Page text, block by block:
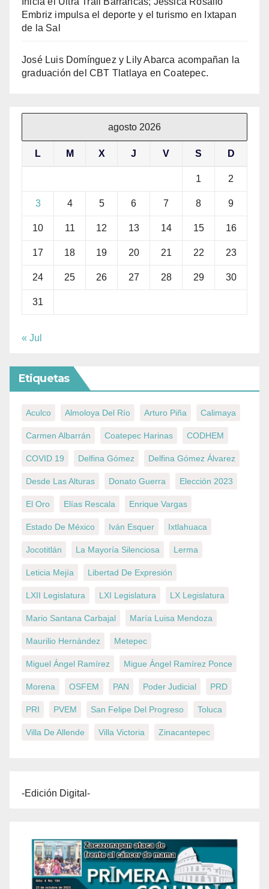
Embriz impulsa el deporte y el turismo en Ixtapan
de la Sal
José Luis Domínguez y Lily Abarca acompañan la
graduación del CBT Tlatlaya en Coatepec.
agosto 2026
L M X J V S D
1 2
3 4 5 6 7 8 9
10 11 12 13 14 15 16
17 18 19 20 21 22 23
24 25 26 27 28 29 30
31
« Jul
Etiquetas
Aculco Almoloya Del Río Arturo Piña Calimaya
Carmen Albarrán Coatepec Harinas CODHEM
COVID 19 Delfina Gómez Delfina Gómez Álvarez
Desde Las Alturas Donato Guerra Elección 2023
El Oro Elías Rescala Enrique Vargas
Estado De México Iván Esquer Ixtlahuaca
Jocotitlán La Mayoría Silenciosa Lerma
Leticia Mejía Libertad De Expresión
LXII Legislatura LXI Legislatura LX Legislatura
Mario Santana Carbajal María Luisa Mendoza
Maurilio Hernández Metepec
Miguel Ángel Ramírez Migue Ángel Ramírez Ponce
Morena OSFEM PAN Poder Judicial PRD
PRI PVEM San Felipe Del Progreso Toluca
Villa De Allende Villa Victoria Zinacantepec
-Edición Digital-